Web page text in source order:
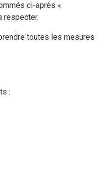
ci-après «
respecter.
toutes les mesures
: